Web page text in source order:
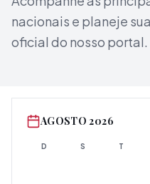
nacionais e planeje
oficial do nosso portal.
AGOSTO 2026
D S T